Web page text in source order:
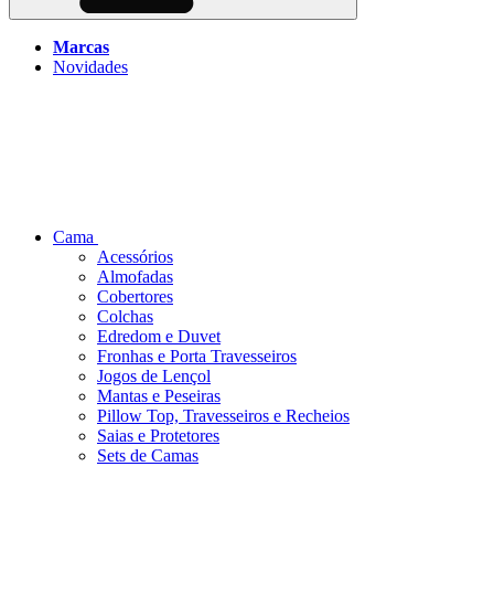
Marcas
Novidades
Cama
Acessórios
Almofadas
Cobertores
Colchas
Edredom e Duvet
Fronhas e Porta Travesseiros
Jogos de Lençol
Mantas e Peseiras
Pillow Top, Travesseiros e Recheios
Saias e Protetores
Sets de Camas